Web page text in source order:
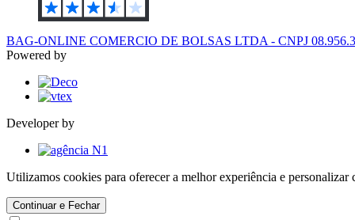
BAG-ONLINE COMERCIO DE BOLSAS LTDA - CNPJ
Powered by
Developer by
Utilizamos cookies para oferecer a melhor experiência e
Continuar e Fechar